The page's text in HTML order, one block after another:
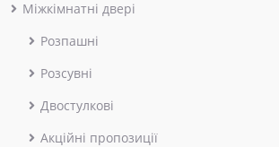
Міжкімнатні двері
Розпашні
Розсувні
Двостулкові
Акційні пропозиції